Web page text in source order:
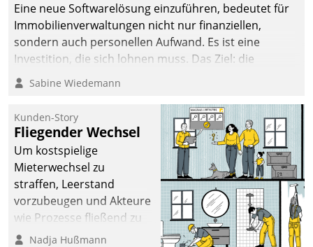
Eine neue Softwarelösung einzuführen, bedeutet für
Immobilienverwaltungen nicht nur finanziellen,
sondern auch personellen Aufwand. Es ist eine
Investition, die sich lohnen muss. Das Ziel: die
nachhaltige Optimierung der Geschäftsabläufe. Damit
dieses Ziel erreicht wird, sollten einige Grundregeln
Sabine Wiedemann
Kunden-Story
Fliegender Wechsel
Um kostspielige
Mieterwechsel zu
straffen, Leerstand
vorzubeugen und Akteure
wie Prozesse fließend zu
vernetzen, nutzt die
Nadja Hußmann